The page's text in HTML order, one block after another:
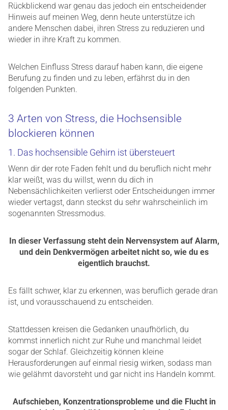
Rückblickend war genau das jedoch ein entscheidender
Hinweis auf meinen Weg, denn heute unterstütze ich
andere Menschen dabei, ihren Stress zu reduzieren und
wieder in ihre Kraft zu kommen.
Welchen Einfluss Stress darauf haben kann, die eigene
Berufung zu finden und zu leben, erfährst du in den
folgenden Punkten.
3 Arten von Stress, die Hochsensible
blockieren können
1. Das hochsensible Gehirn ist übersteuert
Wenn dir der rote Faden fehlt und du beruflich nicht mehr
klar weißt, was du willst, wenn du dich in
Nebensächlichkeiten verlierst oder Entscheidungen immer
wieder vertagst, dann steckst du sehr wahrscheinlich im
sogenannten Stressmodus.
In dieser Verfassung steht dein Nervensystem auf Alarm,
und dein Denkvermögen arbeitet nicht so, wie du es
eigentlich brauchst.
Es fällt schwer, klar zu erkennen, was beruflich gerade dran
ist, und vorausschauend zu entscheiden.
Stattdessen kreisen die Gedanken unaufhörlich, du
kommst innerlich nicht zur Ruhe und manchmal leidet
sogar der Schlaf. Gleichzeitig können kleine
Herausforderungen auf einmal riesig wirken, sodass man
wie gelähmt davorsteht und gar nicht ins Handeln kommt.
Aufschieben, Konzentrationsprobleme und die Flucht in